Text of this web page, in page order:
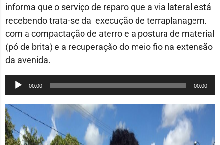
informa que o serviço de reparo que a via lateral está
recebendo trata-se da execução de terraplanagem,
com a compactação de aterro e a postura de material
(pó de brita) e a recuperação do meio fio na extensão
da avenida.
Tocador
de
áudio
00:00 00:00